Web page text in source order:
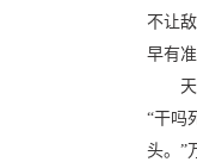
不让
早有
“干吗
头。”